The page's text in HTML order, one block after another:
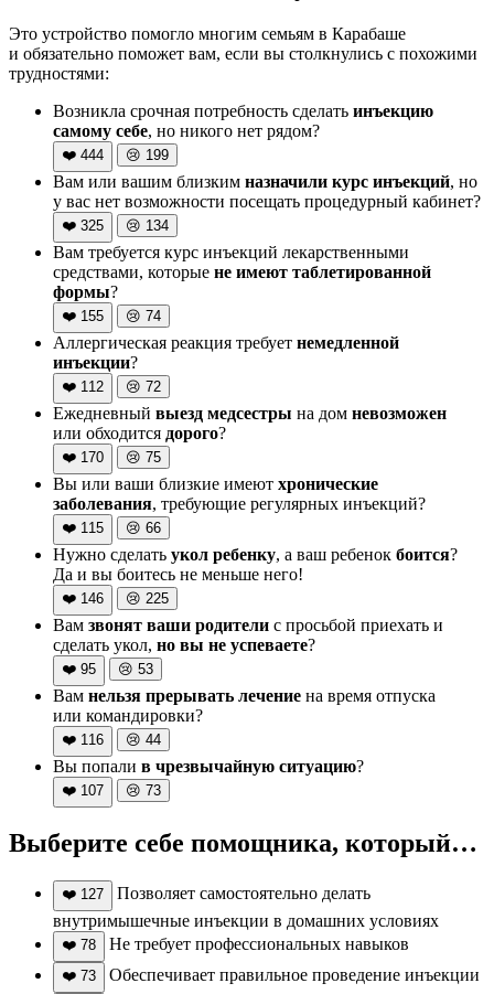
Это устройство помогло многим семьям в Карабаше
и обязательно поможет вам, если вы столкнулись с похожими
трудностями:
Возникла срочная потребность сделать инъекцию
самому себе, но никого нет рядом?
❤️ 444 😢 199
Вам или вашим близким назначили курс инъекций, но
у вас нет возможности посещать процедурный кабинет?
❤️ 325 😢 134
Вам требуется курс инъекций лекарственными
средствами, которые не имеют таблетированной
формы?
❤️ 155 😢 74
Аллергическая реакция требует немедленной
инъекции?
❤️ 112 😢 72
Ежедневный выезд медсестры на дом невозможен
или обходится дорого?
❤️ 170 😢 75
Вы или ваши близкие имеют хронические
заболевания, требующие регулярных инъекций?
❤️ 115 😢 66
Нужно сделать укол ребенку, а ваш ребенок боится?
Да и вы боитесь не меньше него!
❤️ 146 😢 225
Вам звонят ваши родители с просьбой приехать и
сделать укол, но вы не успеваете?
❤️ 95 😢 53
Вам нельзя прерывать лечение на время отпуска
или командировки?
❤️ 116 😢 44
Вы попали в чрезвычайную ситуацию?
❤️ 107 😢 73
Выберите себе помощника, который…
❤️ 127
Позволяет самостоятельно делать
внутримышечные инъекции в домашних условиях
❤️ 78 Не требует профессиональных навыков
❤️ 73 Обеспечивает правильное проведение инъекции